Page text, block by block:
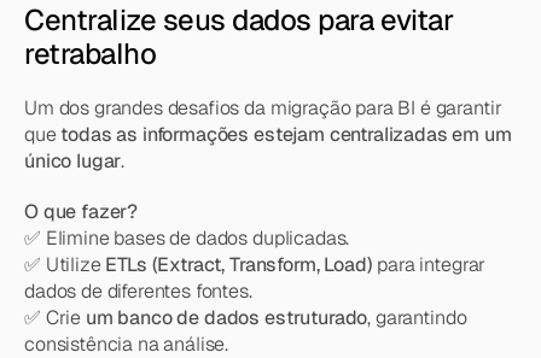
Centralize seus dados para evitar
retrabalho
Um dos grandes desafios da migração para BI é garantir
que todas as informações estejam centralizadas em um
único lugar.
O que fazer?
✅ Elimine bases de dados duplicadas.
✅ Utilize ETLs (Extract, Transform, Load) para integrar
dados de diferentes fontes.
✅ Crie um banco de dados estruturado, garantindo
consistência na análise.